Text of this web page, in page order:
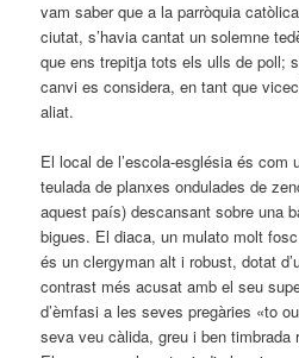
vam saber que a la parròquia
ciutat, s’havia cantat un solemne
que ens trepitja tots els ulls de poll;
canvi es considera, en tant que
aliat.
El local de l’escola-església és com
teulada de planxes ondulades de
aquest país) descansant sobre una
bigues. El diaca, un mulato molt
és un clergyman alt i robust, dotat
contrast més acusat amb el seu
d’èmfasi a les seves pregàries «to
seva veu càlida, greu i ben